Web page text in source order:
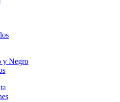
y Negro